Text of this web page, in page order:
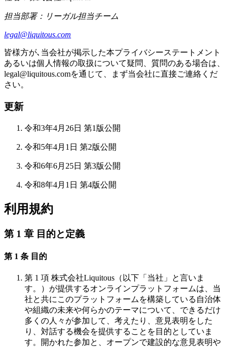
担当部署：リーガル担当チーム
legal@liquitous.com
皆様方が､当会社が掲示した本プライバシーステートメント
あるいは個人情報の取扱について疑問、質問のある場合は、
legal@liquitous.comを通じて、まず当会社に直接ご連絡くだ
さい。
更新
令和3年4月26日 第1版公開
令和5年4月1日 第2版公開
令和6年6月25日 第3版公開
令和8年4月1日 第4版公開
利用規約
第 1 章 目的と定義
第 1 条 目的
第 1 項 株式会社Liquitous（以下「当社」と言いま
す。）が提供するオンラインプラットフォームは、当
社と共にこのプラットフォームを構築している自治体
や組織の未来や何らかのテーマについて、できるだけ
多くの人々が参加して、考えたり、意見表明をした
り、対話する機会を提供することを目的としていま
す。開かれた参加と、オープンで建設的な意見表明や